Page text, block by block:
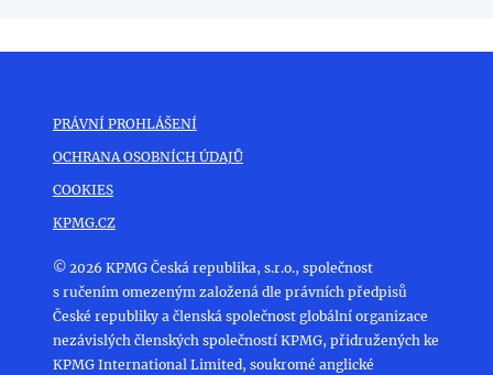
PRÁVNÍ PROHLÁŠENÍ
OCHRANA OSOBNÍCH ÚDAJŮ
COOKIES
KPMG.CZ
© 2026 KPMG Česká republika, s.r.o., společnost
s ručením omezeným založená dle právních předpisů
České republiky a členská společnost globální organizace
nezávislých členských společností KPMG, přidružených ke
KPMG International Limited, soukromé anglické